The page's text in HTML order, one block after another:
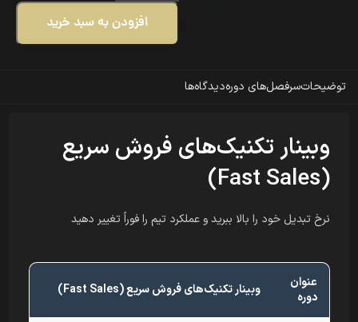
افزودن به سبد خرید
توضیحاتسرفصل‌های دورهدیدگاه‌ها
وبینار تکنیک‌های فروش سریع
(Fast Sales)
نرخ تبدیل خود را بالا ببرید و عملکرد تیم را فوراً تغییر دهید
عنوان
دوره
وبینار تکنیک‌های فروش سریع (Fast Sales)